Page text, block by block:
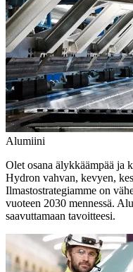
Alumiini
Olet osana älykkäämpää ja
Hydron vahvan, kevyen,
Ilmastostrategiamme on
vuoteen 2030 mennessä.
saavuttamaan tavoitteesi.